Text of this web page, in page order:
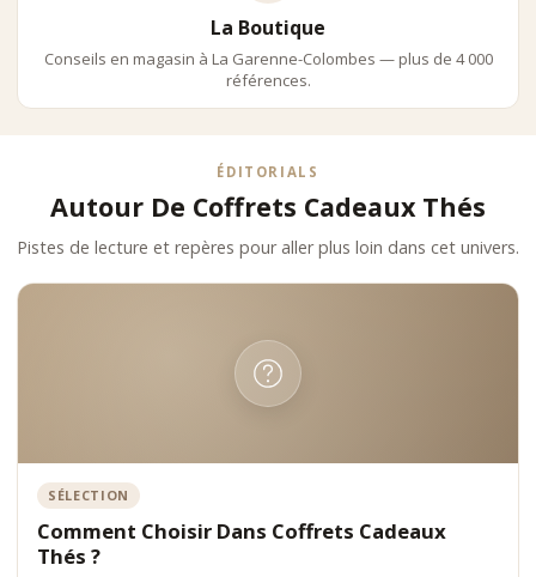
La Boutique
Conseils en magasin à La Garenne-Colombes — plus de 4 000
références.
ÉDITORIALS
Autour De Coffrets Cadeaux Thés
Pistes de lecture et repères pour aller plus loin dans cet univers.
SÉLECTION
Comment Choisir Dans Coffrets Cadeaux
Thés ?